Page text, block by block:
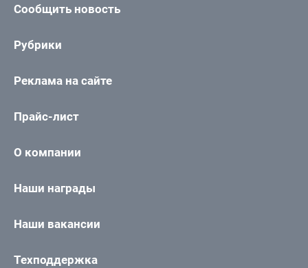
Сообщить новость
Рубрики
Реклама на сайте
Прайс-лист
О компании
Наши награды
Наши вакансии
Техподдержка